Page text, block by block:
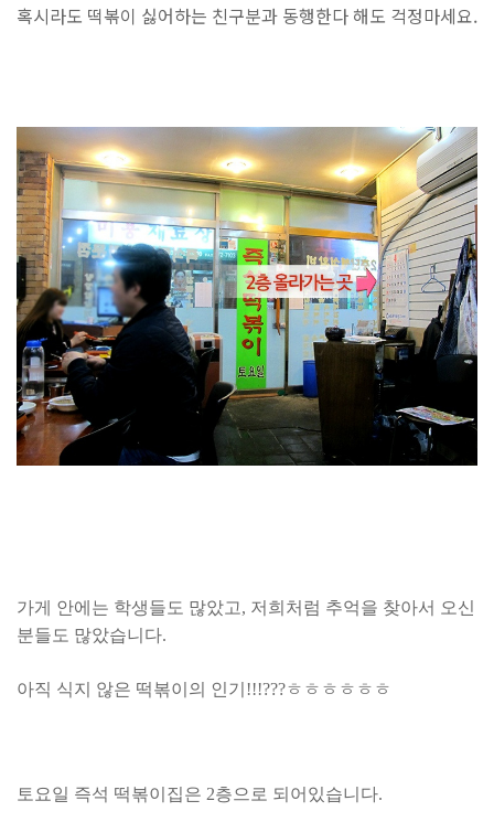
혹시라도 떡볶이 싫어하는 친구분과 동행한다 해도 걱정마세요.
가게 안에는 학생들도 많았고, 저희처럼 추억을 찾아서 오신
분들도 많았습니다.
아직 식지 않은 떡볶이의 인기!!!???ㅎㅎㅎㅎㅎㅎ
토요일 즉석 떡볶이집은 2층으로 되어있습니다.